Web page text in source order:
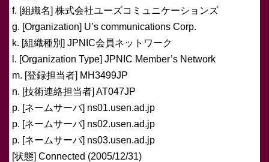
f. [組織名] 株式会社ユーズコミュニケーションズ
g. [Organization] U’s communications Corp.
k. [組織種別] JPNIC会員ネットワーク
l. [Organization Type] JPNIC Member’s Network
m. [登録担当者] MH3499JP
n. [技術連絡担当者] AT047JP
p. [ネームサーバ] ns01.usen.ad.jp
p. [ネームサーバ] ns02.usen.ad.jp
p. [ネームサーバ] ns03.usen.ad.jp
[状態] Connected (2005/12/31)